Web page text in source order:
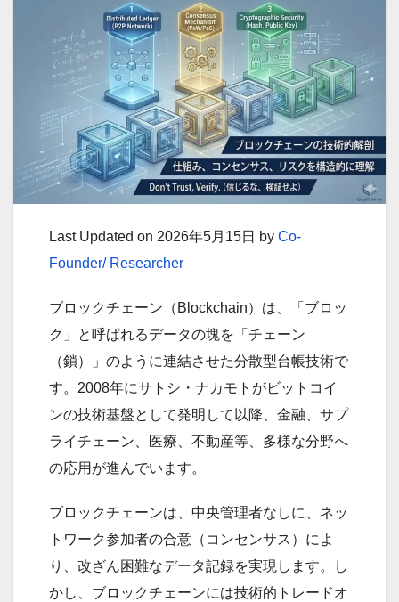
Last Updated on 2026年5月15日 by Co-
Founder/ Researcher
ブロックチェーン（Blockchain）は、「ブロッ
ク」と呼ばれるデータの塊を「チェーン
（鎖）」のように連結させた分散型台帳技術で
す。2008年にサトシ・ナカモトがビットコイ
ンの技術基盤として発明して以降、金融、サプ
ライチェーン、医療、不動産等、多様な分野へ
の応用が進んでいます。
ブロックチェーンは、中央管理者なしに、ネッ
トワーク参加者の合意（コンセンサス）によ
り、改ざん困難なデータ記録を実現します。し
かし、ブロックチェーンには技術的トレードオ